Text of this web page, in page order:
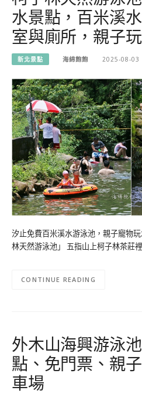
水景點，百米溪
室與廁所，親子
新北景點 海綿飽飽 2025-08-03
汐止免費百米溪水游泳池，親子寵物
林天然游泳池」 五指山上柯子林茶莊
CONTINUE READING
外木山海興游泳
點、免門票、親
車場